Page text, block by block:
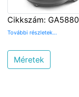
Cikkszám: GA5880
További részletek...
Méretek